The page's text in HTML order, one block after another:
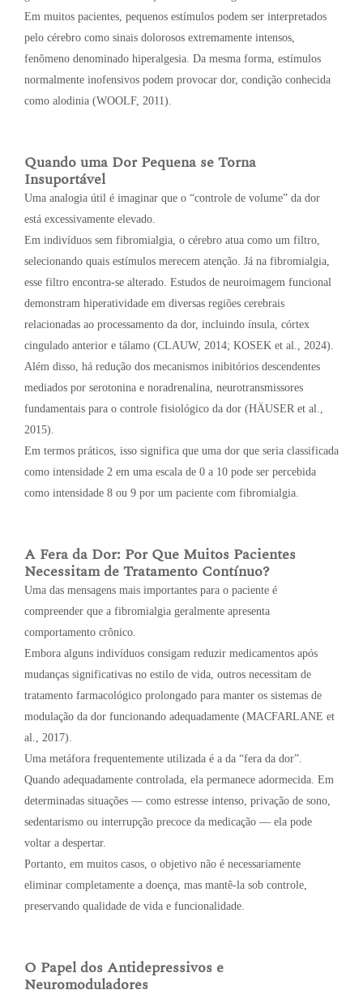
Em muitos pacientes, pequenos estímulos podem ser interpretados
pelo cérebro como sinais dolorosos extremamente intensos,
fenômeno denominado hiperalgesia. Da mesma forma, estímulos
normalmente inofensivos podem provocar dor, condição conhecida
como alodinia (WOOLF, 2011).
Quando uma Dor Pequena se Torna
Insuportável
Uma analogia útil é imaginar que o “controle de volume” da dor
está excessivamente elevado.
Em indivíduos sem fibromialgia, o cérebro atua como um filtro,
selecionando quais estímulos merecem atenção. Já na fibromialgia,
esse filtro encontra-se alterado. Estudos de neuroimagem funcional
demonstram hiperatividade em diversas regiões cerebrais
relacionadas ao processamento da dor, incluindo ínsula, córtex
cingulado anterior e tálamo (CLAUW, 2014; KOSEK et al., 2024).
Além disso, há redução dos mecanismos inibitórios descendentes
mediados por serotonina e noradrenalina, neurotransmissores
fundamentais para o controle fisiológico da dor (HÄUSER et al.,
2015).
Em termos práticos, isso significa que uma dor que seria classificada
como intensidade 2 em uma escala de 0 a 10 pode ser percebida
como intensidade 8 ou 9 por um paciente com fibromialgia.
A Fera da Dor: Por Que Muitos Pacientes
Necessitam de Tratamento Contínuo?
Uma das mensagens mais importantes para o paciente é
compreender que a fibromialgia geralmente apresenta
comportamento crônico.
Embora alguns indivíduos consigam reduzir medicamentos após
mudanças significativas no estilo de vida, outros necessitam de
tratamento farmacológico prolongado para manter os sistemas de
modulação da dor funcionando adequadamente (MACFARLANE et
al., 2017).
Uma metáfora frequentemente utilizada é a da “fera da dor”.
Quando adequadamente controlada, ela permanece adormecida. Em
determinadas situações — como estresse intenso, privação de sono,
sedentarismo ou interrupção precoce da medicação — ela pode
voltar a despertar.
Portanto, em muitos casos, o objetivo não é necessariamente
eliminar completamente a doença, mas mantê-la sob controle,
preservando qualidade de vida e funcionalidade.
O Papel dos Antidepressivos e
Neuromoduladores